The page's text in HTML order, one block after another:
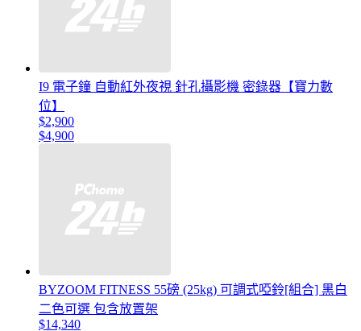
I9 電子鐘 自動紅外夜視 針孔攝影機 密錄器【寶力數
位】
$2,900
$4,900
BYZOOM FITNESS 55磅 (25kg) 可調式啞鈴[組合] 黑白
二色可選 包含放置架
$14,340